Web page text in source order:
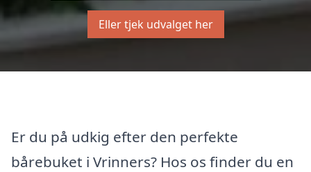
Eller tjek udvalget her
Er du på udkig efter den perfekte
bårebuket i Vrinners? Hos os finder du en